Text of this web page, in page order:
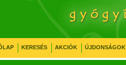
KERESÉS AKCIÓK ÚJDONSÁGOK